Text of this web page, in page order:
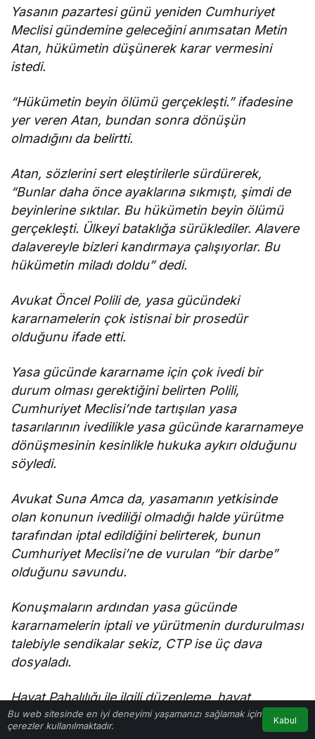
Yasanın pazartesi günü yeniden Cumhuriyet
Meclisi gündemine geleceğini anımsatan Metin
Atan, hükümetin düşünerek karar vermesini
istedi.
“Hükümetin beyin ölümü gerçekleşti.” ifadesine
yer veren Atan, bundan sonra dönüşün
olmadığını da belirtti.
Atan, sözlerini sert eleştirilerle sürdürerek,
“Bunlar daha önce ayaklarına sıkmıştı, şimdi de
beyinlerine sıktılar. Bu hükümetin beyin ölümü
gerçekleşti. Ülkeyi bataklığa sürüklediler. Alavere
dalavereyle bizleri kandırmaya çalışıyorlar. Bu
hükümetin miladı doldu” dedi.
Avukat Öncel Polili de, yasa gücündeki
kararnamelerin çok istisnai bir prosedür
olduğunu ifade etti.
Yasa gücünde kararname için çok ivedi bir
durum olması gerektiğini belirten Polili,
Cumhuriyet Meclisi’nde tartışılan yasa
tasarılarının ivedilikle yasa gücünde kararnameye
dönüşmesinin kesinlikle hukuka aykırı olduğunu
söyledi.
Avukat Suna Amca da, yasamanın yetkisinde
olan konunun ivediliği olmadığı halde yürütme
tarafından iptal edildiğini belirterek, bunun
Cumhuriyet Meclisi’ne de vurulan “bir darbe”
olduğunu savundu.
Konuşmaların ardından yasa gücünde
kararnamelerin iptali ve yürütmenin durdurulması
talebiyle sendikalar sekiz, CTP ise üç dava
dosyaladı.
Hayat Pahalılığı ile ilgili düzenleme, hayat
pahalılığı ödeneğinin nisan sonunda maaşlara
yansıtılmasını ancak ekonomik tedbir uyarınca
Bu web sitesinde en iyi deneyimi yaşamanızı sağlamak için
çerezler kullanılmaktadır.
Kabul
Anasayfa Hesabım